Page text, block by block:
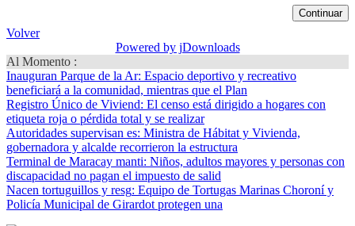
Volver
Powered by jDownloads
Al Momento :
Inauguran Parque de la Ar: Espacio deportivo y recreativo
beneficiará a la comunidad, mientras que el Plan
Registro Único de Viviend: El censo está dirigido a hogares con
etiqueta roja o pérdida total y se realizar
Autoridades supervisan es: Ministra de Hábitat y Vivienda,
gobernadora y alcalde recorrieron la estructura
Terminal de Maracay manti: Niños, adultos mayores y personas con
discapacidad no pagan el impuesto de salid
Nacen tortuguillos y resg: Equipo de Tortugas Marinas Choroní y
Policía Municipal de Girardot protegen una